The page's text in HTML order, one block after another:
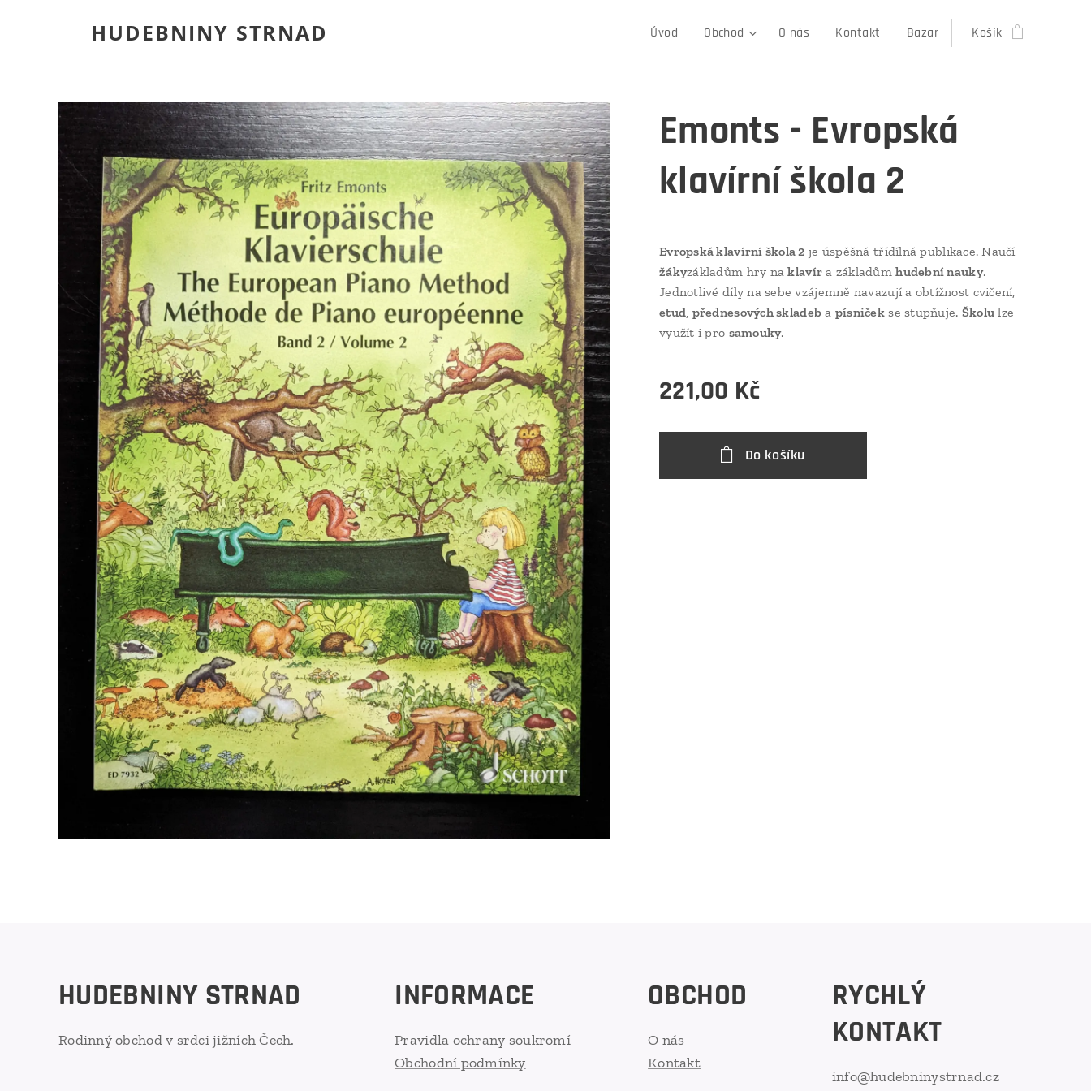
HUDEBNINY STRNAD Úvod Obchod O nás Kontakt Bazar Košík
Emonts - Evropská
klavírní škola 2
Evropská klavírní škola 2 je úspěšná třídílná publikace. Naučí
žákyzákladům hry naklavír a základůmhudební nauky.
Jednotlivé díly na sebe vzájemně navazují a obtížnost cvičení,
etud, přednesových skladeb a písniček se stupňuje. Školu lze
využít i pro samouky.
221,00 Kč
Do košíku
HUDEBNINY STRNAD
Rodinný obchod v srdci jižních Čech.
INFORMACE
Pravidla ochrany soukromí
Obchodní podmínky
OBCHOD
O nás
Kontakt
RYCHLÝ
KONTAKT
info@hudebninystrnad.cz